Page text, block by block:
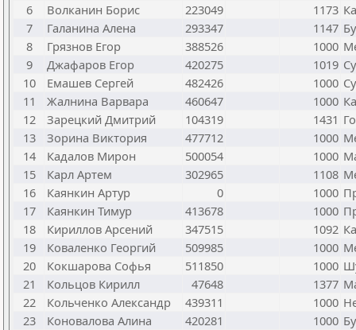
6
Волканин Борис 223049 1173
7
Галанина Алена 293347 1147
8
Грязнов Егор 388526 1000
9
Джафаров Егор 420275 1019
10
Емашев Сергей 482426 1000
11
Жалнина Варвара 460647 1000
12
Зарецкий Дмитрий 104319 1431
13
Зорина Виктория 477712 1000
14
Кадалов Мирон 500054 1000
15
Карл Артем 302965 1108
16
Каянкин Артур 0 1000
17
Каянкин Тимур 413678 1000
18
Кириллов Арсений 347515 1092
19
Коваленко Георгий 509985 1000
20
Кокшарова Софья 511850 1000
21
Кольцов Кирилл 47648 1377
22
Кольченко Александр 439311 1000
23
Коновалова Алина 420281 1000